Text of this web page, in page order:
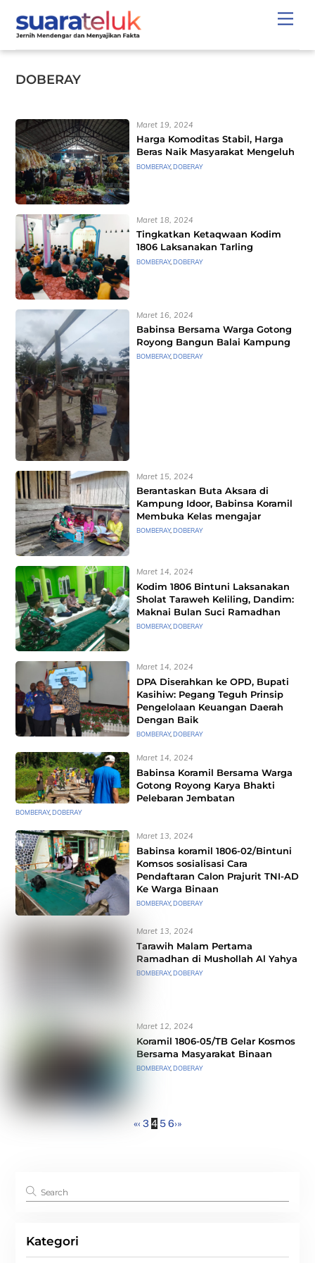
content
DOBERAY
Maret 19, 2024
Harga Komoditas Stabil, Harga
Beras Naik Masyarakat Mengeluh
BOMBERAY,DOBERAY
Maret 18, 2024
Tingkatkan Ketaqwaan Kodim
1806 Laksanakan Tarling
BOMBERAY,DOBERAY
Maret 16, 2024
Babinsa Bersama Warga Gotong
Royong Bangun Balai Kampung
BOMBERAY, DOBERAY
Maret 15, 2024
Berantaskan Buta Aksara di
Kampung Idoor, Babinsa Koramil
Membuka Kelas mengajar
BOMBERAY, DOBERAY
Maret 14, 2024
Kodim 1806 Bintuni Laksanakan
Sholat Taraweh Keliling, Dandim:
Maknai Bulan Suci Ramadhan
BOMBERAY,DOBERAY
Maret 14, 2024
DPA Diserahkan ke OPD, Bupati
Kasihiw: Pegang Teguh Prinsip
Pengelolaan Keuangan Daerah
Dengan Baik
BOMBERAY,DOBERAY
Maret 14, 2024
Babinsa Koramil Bersama Warga
Gotong Royong Karya Bhakti
Pelebaran Jembatan
BOMBERAY,DOBERAY
Maret 13, 2024
Babinsa koramil 1806-02/Bintuni
Komsos sosialisasi Cara
Pendaftaran Calon Prajurit TNI-AD
Ke Warga Binaan
BOMBERAY,DOBERAY
Maret 13, 2024
Tarawih Malam Pertama
Ramadhan di Mushollah Al Yahya
BOMBERAY,DOBERAY
Maret 12, 2024
Koramil 1806-05/TB Gelar Kosmos
Bersama Masyarakat Binaan
BOMBERAY,DOBERAY
«‹ 3 4 5 6›»
Kategori